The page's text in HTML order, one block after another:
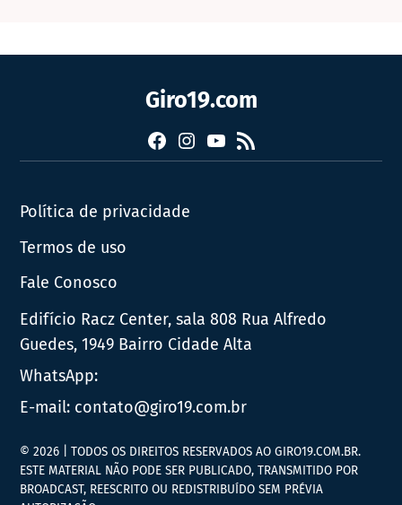
Giro19.com
Facebook
Instagram
YouTube
RSS
Política de privacidade
Termos de uso
Fale Conosco
Edifício Racz Center, sala 808 Rua Alfredo
Guedes, 1949 Bairro Cidade Alta
WhatsApp:
E-mail: contato@giro19.com.br
© 2026 | TODOS OS DIREITOS RESERVADOS AO GIRO19.COM.BR.
ESTE MATERIAL NÃO PODE SER PUBLICADO, TRANSMITIDO POR
BROADCAST, REESCRITO OU REDISTRIBUÍDO SEM PRÉVIA